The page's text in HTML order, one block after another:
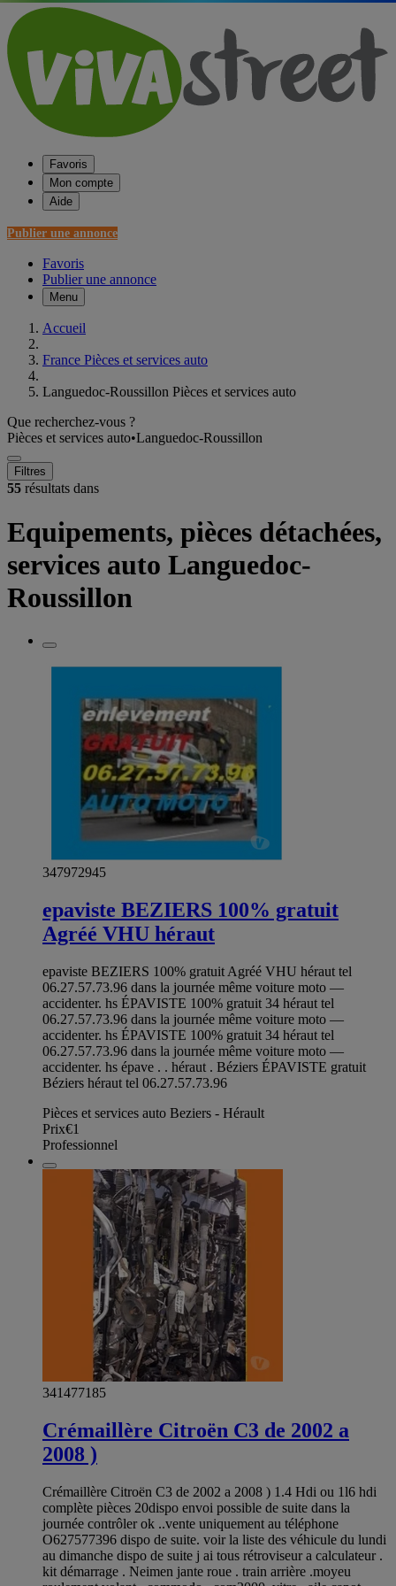
Favoris
Mon compte
Aide
Publier une annonce
Favoris
Publier une annonce
Menu
Accueil
France Pièces et services auto
Languedoc-Roussillon Pièces et services auto
Que recherchez-vous ?
Pièces et services auto•Languedoc-Roussillon
Filtres
55 résultats dans
Equipements, pièces détachées,
services auto Languedoc-
Roussillon
347972945
epaviste BEZIERS 100% gratuit
Agréé VHU héraut
epaviste BEZIERS 100% gratuit Agréé VHU héraut tel
06.27.57.73.96 dans la journée même voiture moto —
accidenter. hs ÉPAVISTE 100% gratuit 34 héraut tel
06.27.57.73.96 dans la journée même voiture moto —
accidenter. hs ÉPAVISTE 100% gratuit 34 héraut tel
06.27.57.73.96 dans la journée même voiture moto —
accidenter. hs épave . . héraut . Béziers ÉPAVISTE gratuit
Béziers héraut tel 06.27.57.73.96
Pièces et services auto Beziers - Hérault
Prix€1
Professionnel
341477185
Crémaillère Citroën C3 de 2002 a
2008 )
Crémaillère Citroën C3 de 2002 a 2008 ) 1.4 Hdi ou 1l6 hdi
complète pièces 20dispo envoi possible de suite dans la
journée contrôler ok ..vente uniquement au téléphone
O627577396 dispo de suite. voir la liste des véhicule du lundi
au dimanche dispo de suite j ai tous rétroviseur a calculateur .
kit démarrage . Neimen jante roue . train arrière .moyeu